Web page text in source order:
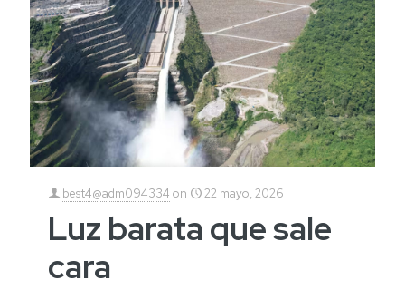
best4@adm094334 on 22 mayo, 2026
Luz barata que sale
cara